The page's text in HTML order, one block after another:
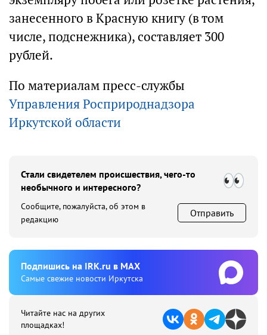
занесенного в Красную книгу (в том
числе, подснежника), составляет 300
рублей.
По материалам пресс-службы
Управления Росприроднадзора
Иркутской области
Стали свидетелем происшествия, чего-то
необычного и интересного?
Сообщите, пожалуйста, об этом в
редакцию
Отправить
Подпишиcь на IRK.ru в MAX
Cамые свежие новости Иркутска
Читайте нас на других
площадках!